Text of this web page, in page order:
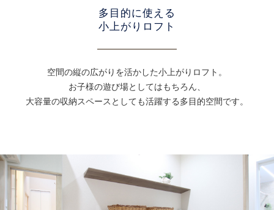
多目的に使える
小上がりロフト
空間の縦の広がりを活かした小上がりロフト。
お子様の遊び場としてはもちろん、
大容量の収納スペースとしても活躍する多目的空間です。